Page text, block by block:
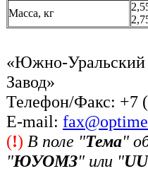
Масса, кг
«Южно-Уральский
Завод»
Телефон/Факс: +7
Е-mail:
(!) В поле "Тема"
"ЮУОМЗ" или "